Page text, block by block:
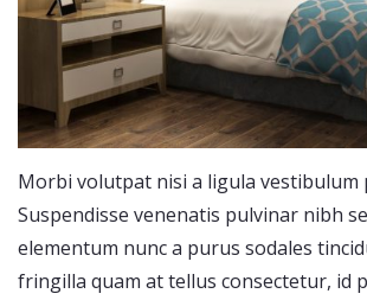
Morbi volutpat nisi a ligula vestibulum
Suspendisse venenatis pulvinar nibh
elementum nunc a purus sodales
fringilla quam at tellus consectetur, id